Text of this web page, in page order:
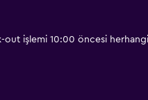
out işlemi 10:00 öncesi